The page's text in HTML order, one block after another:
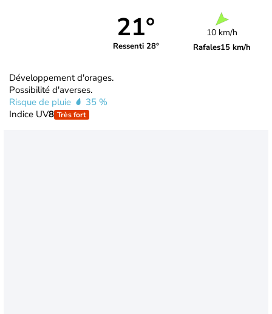
21°
Ressenti 28°
10 km/h
Rafales15 km/h
Développement d'orages.
Possibilité d'averses.
Risque de pluie
35 %
Indice UV8 Très fort